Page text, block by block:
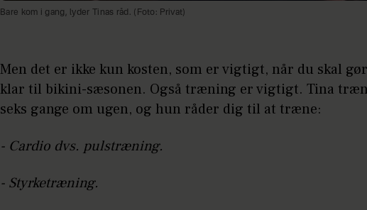
Bare kom i gang, lyder Tinas råd. (Foto: Privat)
Men det er ikke kun kosten, som er vigtigt, når du skal
klar til bikini-sæsonen. Også træning er vigtigt. Tina
seks gange om ugen, og hun råder dig til at træne:
- Cardio dvs. pulstræning.
- Styrketræning.